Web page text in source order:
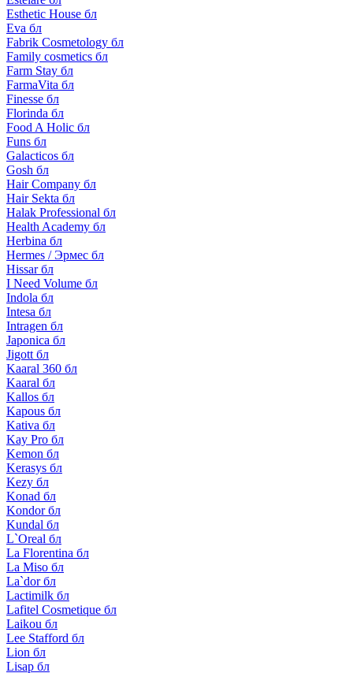
Esthetic House бл
Eva бл
Fabrik Cosmetology бл
Family cosmetics бл
Farm Stay бл
FarmaVita бл
Finesse бл
Florinda бл
Food A Holic бл
Funs бл
Galacticos бл
Gosh бл
Hair Company бл
Hair Sekta бл
Halak Professional бл
Health Academy бл
Herbina бл
Hermes / Эрмес бл
Hissar бл
I Need Volume бл
Indola бл
Intesa бл
Intragen бл
Japonica бл
Jigott бл
Kaaral 360 бл
Kaaral бл
Kallos бл
Kapous бл
Kativa бл
Kay Pro бл
Kemon бл
Kerasys бл
Kezy бл
Konad бл
Kondor бл
Kundal бл
L`Oreal бл
La Florentina бл
La Miso бл
La`dor бл
Lactimilk бл
Lafitel Cosmetique бл
Laikou бл
Lee Stafford бл
Lion бл
Lisap бл